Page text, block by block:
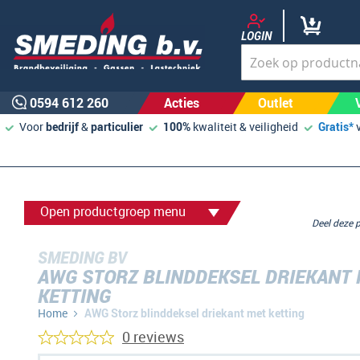
LOGIN
0594 612 260 Acties Outlet
Voorbedrijf&particulier 100% kwaliteit & veiligheid Gratis*
Open productgroep menu
SMEDING BV
AWG STORZ BLINDDEKSEL DRIEKANT
KETTING
Home AWG Storz blinddeksel driekant met ketting
Deel
0 reviews